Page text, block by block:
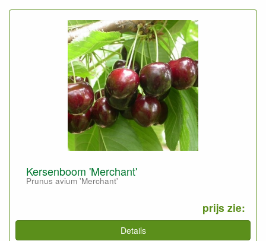
Kersenboom 'Merchant'
Prunus avium 'Merchant'
prijs zie:
Details